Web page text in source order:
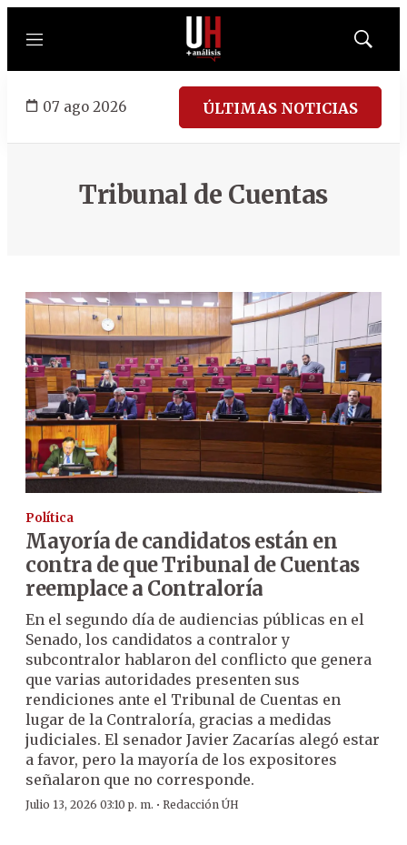
Menú
Mostrar
07 ago 2026 ÚLTIMAS NOTICIAS
Tribunal de Cuentas
Política
Mayoría de candidatos están en
contra de que Tribunal de Cuentas
reemplace a Contraloría
En el segundo día de audiencias públicas en el
Senado, los candidatos a contralor y
subcontralor hablaron del conflicto que genera
que varias autoridades presenten sus
rendiciones ante el Tribunal de Cuentas en
lugar de la Contraloría, gracias a medidas
judiciales. El senador Javier Zacarías alegó estar
a favor, pero la mayoría de los expositores
señalaron que no corresponde.
Julio 13, 2026 03:10 p. m. · Redacción ÚH